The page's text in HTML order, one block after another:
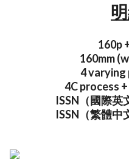
160p
160mm
4 varying
4C process
ISSN（國際英
ISSN（繁體中